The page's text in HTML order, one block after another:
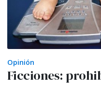
Opinión
Ficciones: